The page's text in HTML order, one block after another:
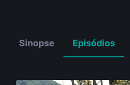
Sinopse Episódios